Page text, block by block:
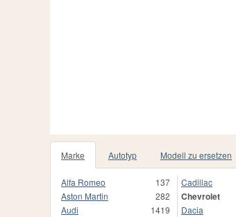
Marke Autotyp Modell zu ersetzen
Alfa Romeo
137
Aston Martin
282
Audi
1419
Cadillac
Chevrolet
Dacia